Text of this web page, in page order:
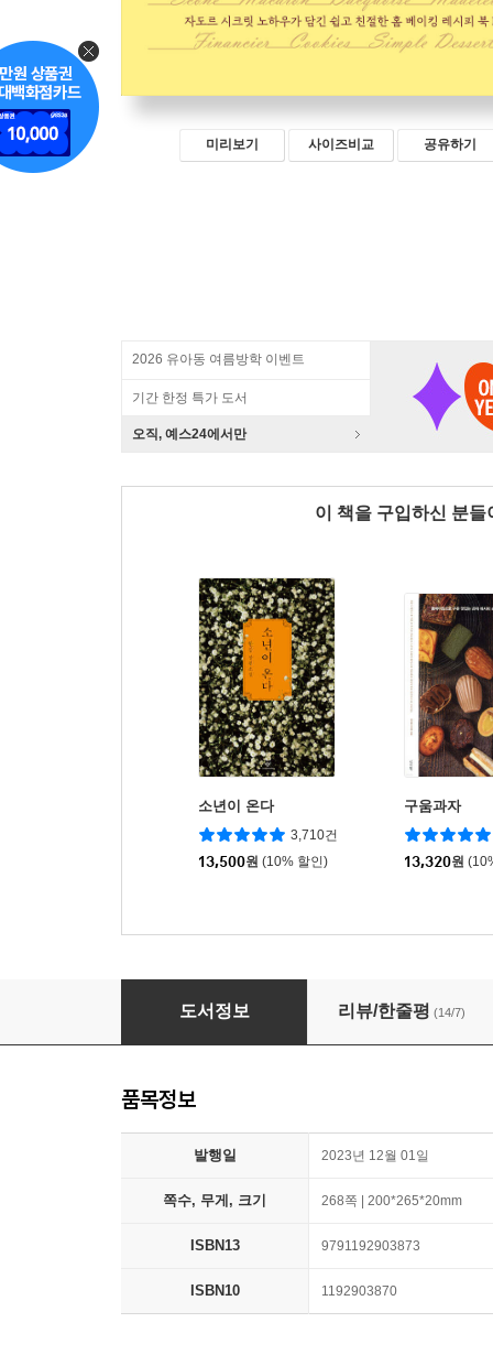
미리보기 사이즈비교 공유하기
2026 유아동 여름방학 이벤트
기간 한정 특가 도서
오직, 예스24에서만
이 책을 구입하신 분
소년이 온다
3,710건
13,500원 (10% 할인)
구움과자
13,320원
누구나 홈 베이킹 by J'ADORE : 구움과자편
도서정보 리뷰/한줄평 (14/7)
품목정보
발행일 2023년 12월 01일
쪽수, 무게, 크기 268쪽 | 200*265*20mm
ISBN13 9791192903873
ISBN10 1192903870